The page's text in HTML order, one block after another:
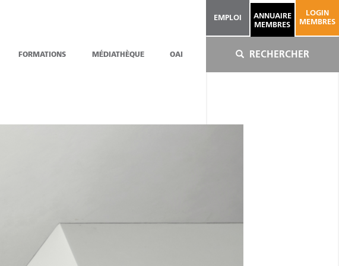
FORMATIONS MÉDIATHÈQUE OAI
EMPLOI
ANNUAIRE
MEMBRES
LOGIN
MEMBRES
RECHERCHER